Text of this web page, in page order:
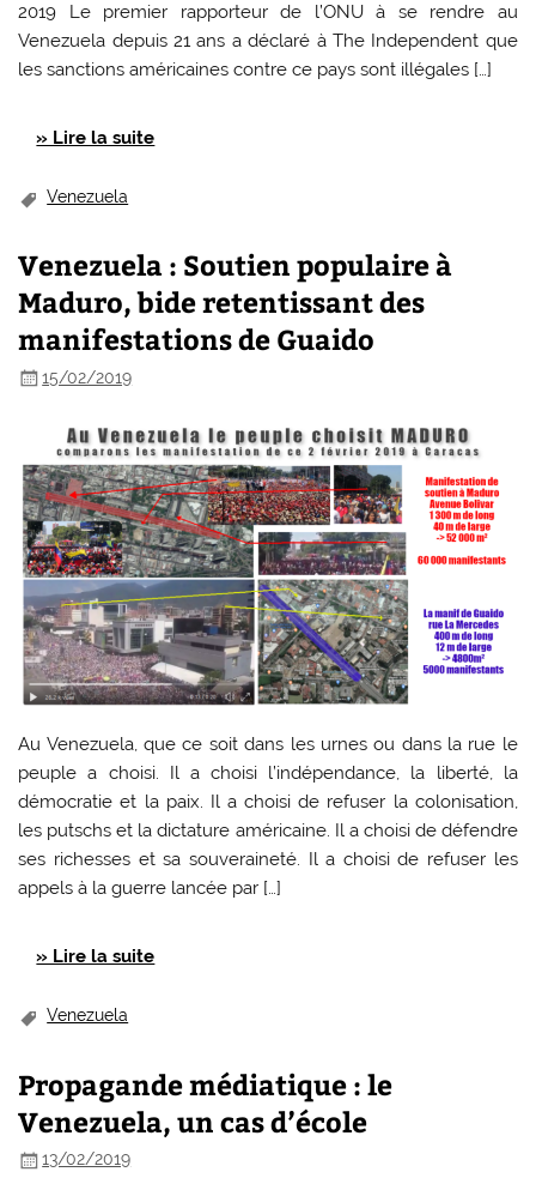
2019 Le premier rapporteur de l’ONU à se rendre au
Venezuela depuis 21 ans a déclaré à The Independent que
les sanctions américaines contre ce pays sont illégales […]
» Lire la suite
Venezuela
Venezuela : Soutien populaire à
Maduro, bide retentissant des
manifestations de Guaido
15/02/2019
Au Venezuela, que ce soit dans les urnes ou dans la rue le
peuple a choisi. Il a choisi l’indépendance, la liberté, la
démocratie et la paix. Il a choisi de refuser la colonisation,
les putschs et la dictature américaine. Il a choisi de défendre
ses richesses et sa souveraineté. Il a choisi de refuser les
appels à la guerre lancée par […]
» Lire la suite
Venezuela
Propagande médiatique : le
Venezuela, un cas d’école
13/02/2019